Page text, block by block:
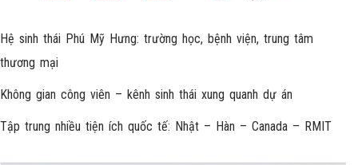
Hệ sinh thái Phú Mỹ Hưng: trường học, bệnh viện, trung tâm
thương mại
Không gian công viên – kênh sinh thái xung quanh dự án
Tập trung nhiều tiện ích quốc tế: Nhật – Hàn – Canada – RMIT